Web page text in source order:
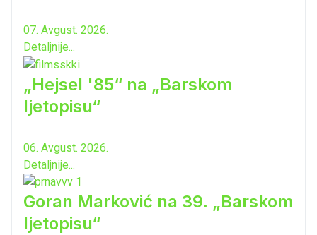
07. Avgust. 2026.
Detaljnije...
„Hejsel '85“ na „Barskom
ljetopisu“
06. Avgust. 2026.
Detaljnije...
Goran Marković na 39. „Barskom
ljetopisu“